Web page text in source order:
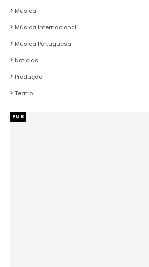
Música
Música Internacional
Música Portuguesa
Noticias
Produção
Teatro
PUB